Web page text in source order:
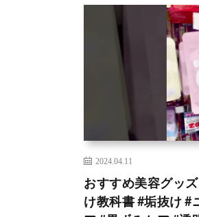
2024.04.11
おすすめ美容グッ
け教科書 #垢抜け #